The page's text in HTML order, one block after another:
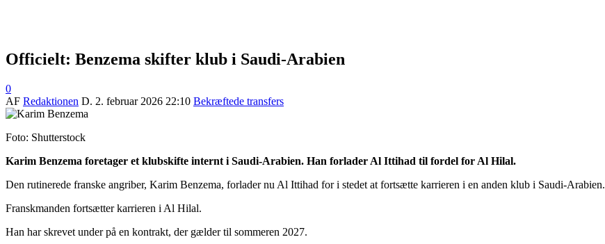
Officielt: Benzema skifter klub i Saudi-Arabien
0
AF Redaktionen D. 2. februar 2026 22:10 Bekræftede transfers
Foto: Shutterstock
Karim Benzema foretager et klubskifte internt i Saudi-Arabien. Han forlader Al Ittihad til fordel for Al Hilal.
Den rutinerede franske angriber, Karim Benzema, forlader nu Al Ittihad for i stedet at fortsætte karrieren i en anden klub i Saudi-Arabien.
Franskmanden fortsætter karrieren i Al Hilal.
Han har skrevet under på en kontrakt, der gælder til sommeren 2027.